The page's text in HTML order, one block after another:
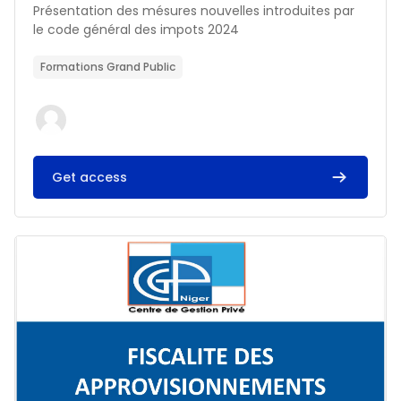
Résumé du cours :
Présentation des mésures nouvelles introduites par
le code général des impots 2024
Formations Grand Public
Get access
Image du cours FISCALITE DES APPROVISIONNEMENTS